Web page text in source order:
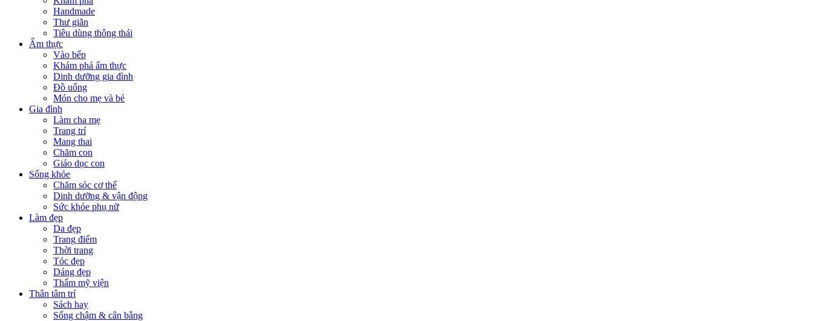
Handmade
Thư giãn
Tiêu dùng thông thái
Ẩm thực
Vào bếp
Khám phá ẩm thực
Dinh dưỡng gia đình
Đồ uống
Món cho mẹ và bé
Gia đình
Làm cha mẹ
Trang trí
Mang thai
Chăm con
Giáo dục con
Sống khỏe
Chăm sóc cơ thể
Dinh dưỡng & vận động
Sức khỏe phụ nữ
Làm đẹp
Da đẹp
Trang điểm
Thời trang
Tóc đẹp
Dáng đẹp
Thẩm mỹ viện
Thân tâm trí
Sách hay
Sống chậm & cân bằng